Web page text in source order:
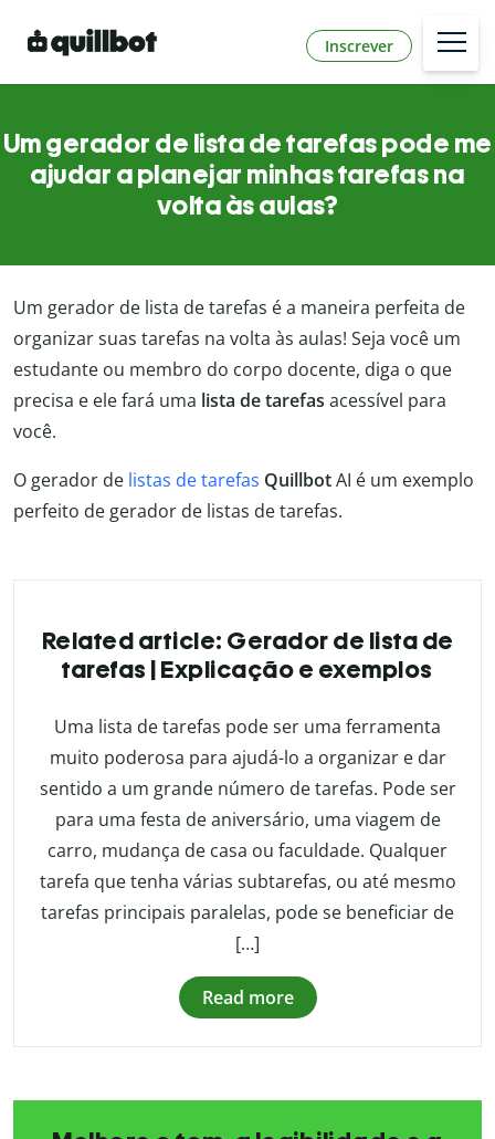
Inscrever
Um gerador de lista de tarefas pode me
ajudar a planejar minhas tarefas na
volta às aulas?
Um gerador de lista de tarefas é a maneira perfeita de
organizar suas tarefas na volta às aulas! Seja você um
estudante ou membro do corpo docente, diga o que
precisa e ele fará uma lista de tarefas acessível para
você.
O gerador de listas de tarefas QuillbotAI é um exemplo
perfeito de gerador de listas de tarefas.
Related article: Gerador de lista de
tarefas | Explicação e exemplos
Uma lista de tarefas pode ser uma ferramenta
muito poderosa para ajudá-lo a organizar e dar
sentido a um grande número de tarefas. Pode ser
para uma festa de aniversário, uma viagem de
carro, mudança de casa ou faculdade. Qualquer
tarefa que tenha várias subtarefas, ou até mesmo
tarefas principais paralelas, pode se beneficiar de
[…]
Read more